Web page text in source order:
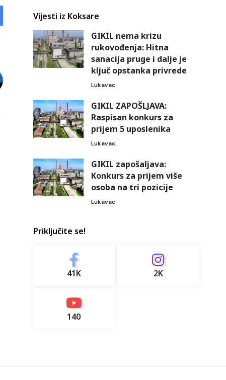
Vijesti iz Koksare
GIKIL nema krizu
rukovođenja: Hitna
sanacija pruge i dalje je
ključ opstanka privrede
Lukavac
GIKIL ZAPOŠLJAVA:
Raspisan konkurs za
prijem 5 uposlenika
Lukavac
GIKIL zapošaljava:
Konkurs za prijem više
osoba na tri pozicije
Lukavac
Priključite se!
41K 2K
140